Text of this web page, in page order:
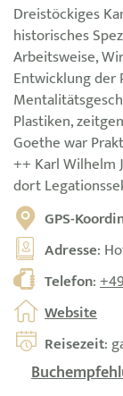
Dreistöckiges
historisches
Arbeitsweise,
Entwicklung der
Plastiken,
Goethe war
++ Karl Wilhelm
dort
GPS-
Adresse:
Telefon:
Website
Reisezeit: